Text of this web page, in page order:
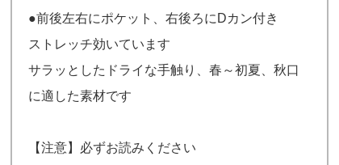
●前後左右にポケット、右後ろにDカン付き
ストレッチ効いています
サラッとしたドライな手触り、春～初夏、秋口
に適した素材です
【注意】必ずお読みください